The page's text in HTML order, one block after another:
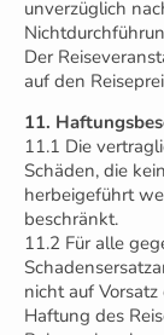
unverzüglich
Der
auf den
11.
11.1 Die
Schäden, die
herbeigeführt
beschränkt.
11.2 Für alle
nicht auf
Haftung des